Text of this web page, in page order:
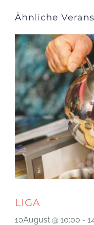
Ähnliche
LIGA
10August @ 10:00 -